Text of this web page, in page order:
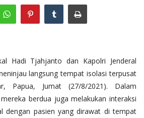
Hadi Tjahjanto dan Kapolri Jenderal
langsung tempat isolasi terpusat
Papua, Jumat (27/8/2021). Dalam
berdua juga melakukan interaksi
dengan pasien yang dirawat di tempat